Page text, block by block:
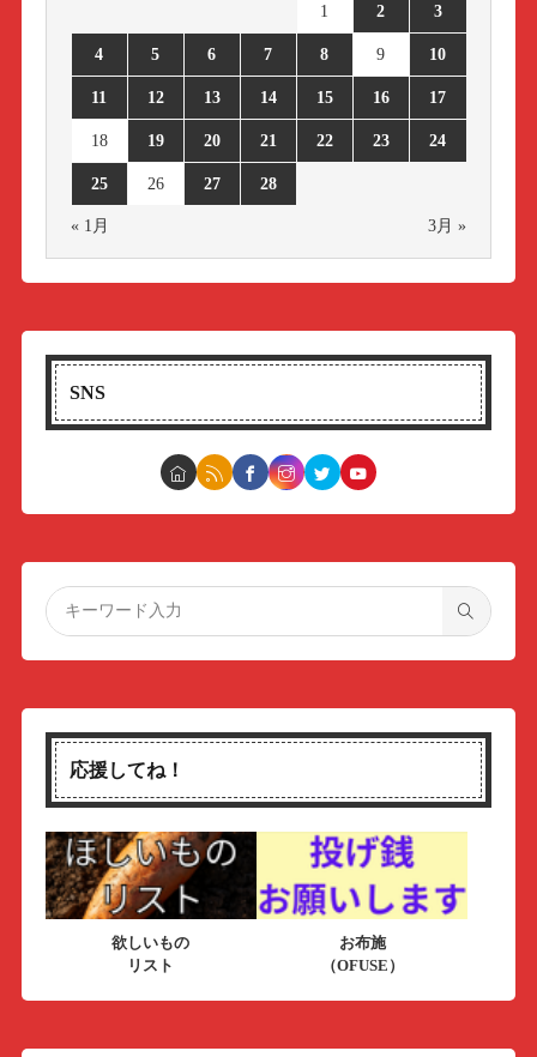
1 2 3
4 5 6 7 8 9 10
11 12 13 14 15 16 17
18 19 20 21 22 23 24
25 26 27 28
« 1月 3月 »
SNS
応援してね！
欲しいもの
リスト
お布施
（OFUSE）